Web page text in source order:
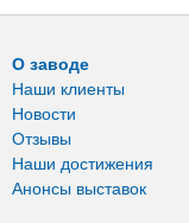
О заводе
Наши клиенты
Новости
Отзывы
Наши достижения
Анонсы выставок